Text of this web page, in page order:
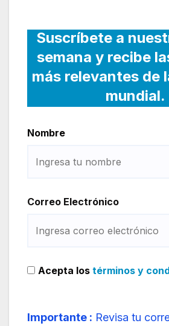
Suscríbete a
semana y recibe
más relevantes de
mundial.
Nombre
Correo Electrónico
Acepta los términos y
Importante : Revisa tu